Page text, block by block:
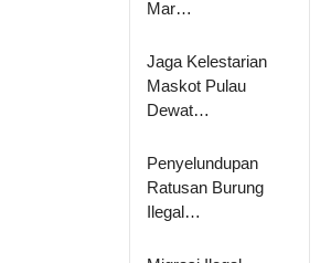
Mar…
Jaga Kelestarian
Maskot Pulau
Dewat…
Penyelundupan
Ratusan Burung
Ilegal…